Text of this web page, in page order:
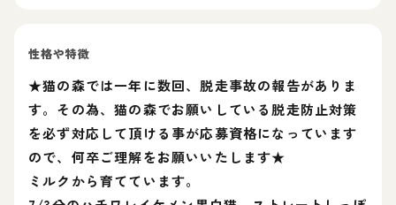
性格や特徴
★猫の森では一年に数回、脱走事故の報告がありま
す。その為、猫の森でお願いしている脱走防止対策
を必ず対応して頂ける事が応募資格になっています
ので、何卒ご理解をお願いいたします★
ミルクから育てています。